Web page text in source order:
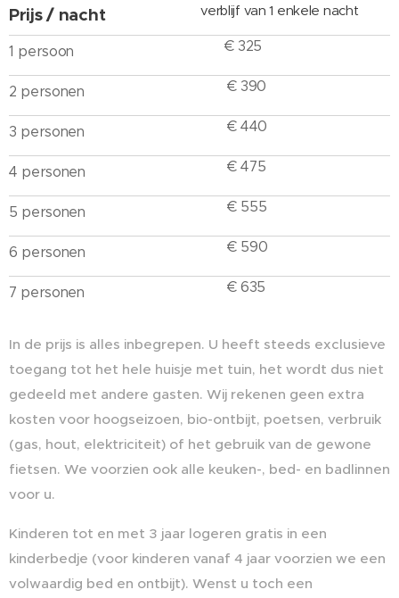
Prijs / nacht verblijf van 1 enkele nacht
1 persoon € 325
2 personen € 390
3 personen € 440
4 personen € 475
5 personen € 555
6 personen € 590
7 personen € 635
In de prijs is alles inbegrepen. U heeft steeds exclusieve
toegang tot het hele huisje met tuin, het wordt dus niet
gedeeld met andere gasten. Wij rekenen geen extra
kosten voor hoogseizoen, bio-ontbijt, poetsen, verbruik
(gas, hout, elektriciteit) of het gebruik van de gewone
fietsen. We voorzien ook alle keuken-, bed- en badlinnen
voor u.
Kinderen tot en met 3 jaar logeren gratis in een
kinderbedje (voor kinderen vanaf 4 jaar voorzien we een
volwaardig bed en ontbijt). Wenst u toch een